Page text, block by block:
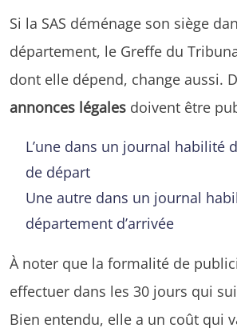
Si la SAS déménage son siège
département, le Greffe du
dont elle dépend, change aussi.
annonces légales doivent être
L’une dans un journal habilité
de départ
Une autre dans un journal
département d’arrivée
À noter que la formalité de
effectuer dans les 30 jours qui
Bien entendu, elle a un coût qui